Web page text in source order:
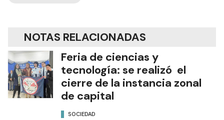
NOTAS RELACIONADAS
Feria de ciencias y
tecnología: se realizó el
cierre de la instancia zonal
de capital
SOCIEDAD